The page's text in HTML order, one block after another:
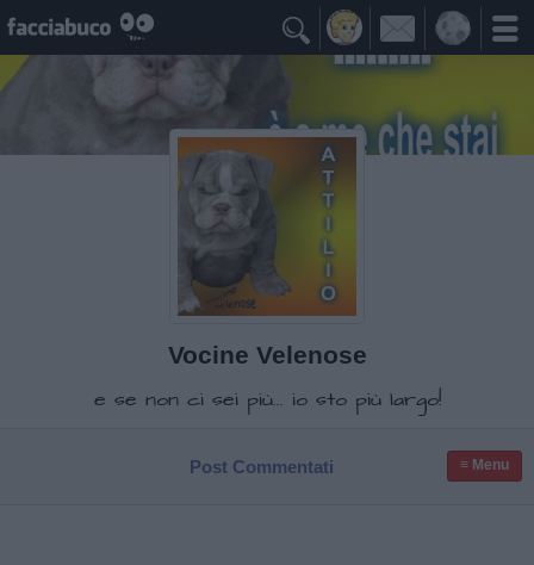

Vocine Velenose
e se non ci sei più... io sto più largo!
Post Commentati ≡ Menu